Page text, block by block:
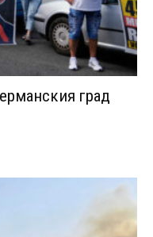
град